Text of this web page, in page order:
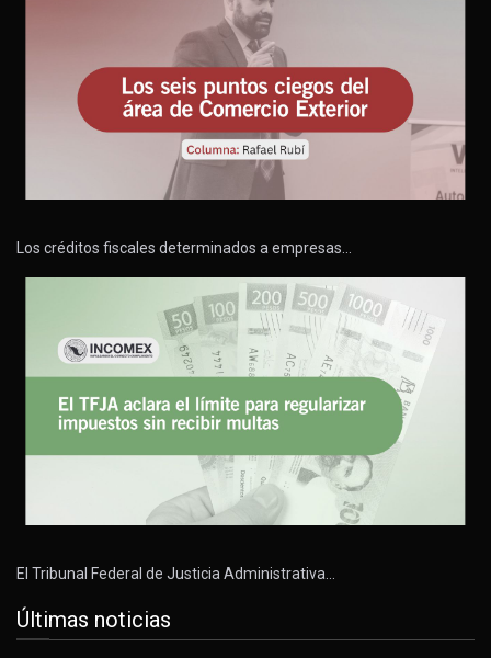
Los créditos fiscales determinados a empresas…
El Tribunal Federal de Justicia Administrativa…
Últimas noticias